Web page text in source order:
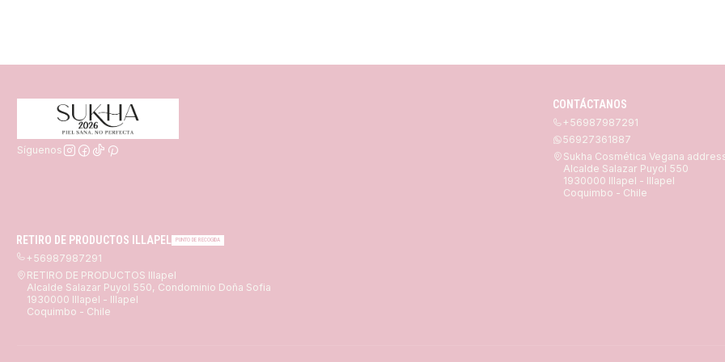
Síguenos
CONTÁCTANOS
+56987987291
56927361887
Sukha Cosmética Vegana
Alcalde Salazar Puyol 550
1930000 Illapel - Illapel
Coquimbo - Chile
RETIRO DE PRODUCTOS ILLAPEL PUNTO DE RECOGIDA
+56987987291
RETIRO DE PRODUCTOS Illapel
Alcalde Salazar Puyol 550, Condominio Doña Sofia
1930000 Illapel - Illapel
Coquimbo - Chile